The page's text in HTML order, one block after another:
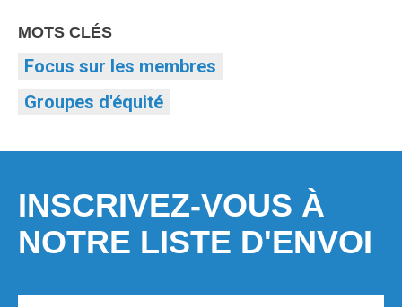
MOTS CLÉS
Focus sur les membres
Groupes d'équité
INSCRIVEZ-VOUS À
NOTRE LISTE D'ENVOI